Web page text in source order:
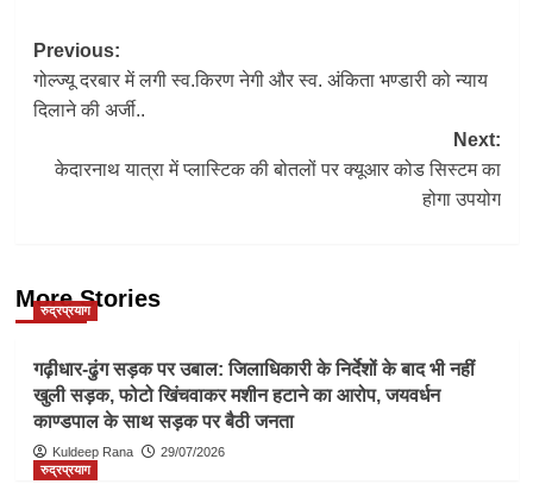
Post
navigation
Previous:
गोल्ज्यू दरबार में लगी स्व.किरण नेगी और स्व. अंकिता भण्डारी को न्याय
दिलाने की अर्जी..
Next:
केदारनाथ यात्रा में प्लास्टिक की बोतलों पर क्यूआर कोड सिस्टम का
होगा उपयोग
More Stories
रुद्रप्रयाग
गढ़ीधार-ढुंग सड़क पर उबाल: जिलाधिकारी के निर्देशों के बाद भी नहीं
खुली सड़क, फोटो खिंचवाकर मशीन हटाने का आरोप, जयवर्धन
काण्डपाल के साथ सड़क पर बैठी जनता
Kuldeep Rana
29/07/2026
रुद्रप्रयाग